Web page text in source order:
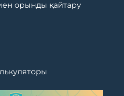
орынды қайтару